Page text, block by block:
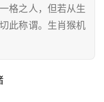
格之人，但若从生
此称谓。生肖猴机